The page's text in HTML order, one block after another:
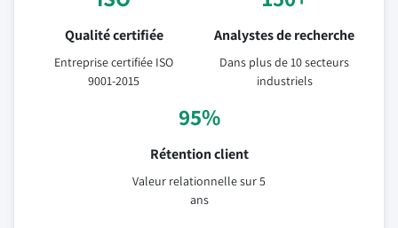
Qualité certifiée
Entreprise certifiée ISO
9001-2015
Analystes de recherche
Dans plus de 10 secteurs
industriels
95%
Rétention client
Valeur relationnelle sur 5
ans